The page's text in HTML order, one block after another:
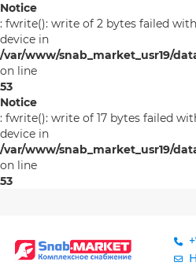
Notice
: fwrite(): write of 2 bytes failed
device in
/var/www/snab_market_usr19/
on line
53
Notice
: fwrite(): write of 17 bytes failed
device in
/var/www/snab_market_usr19/
on line
53